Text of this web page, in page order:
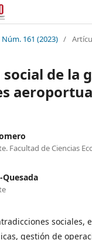
Núm. 161 (2023) /
de la
Facultad de Ciencias
Quesada
sociales,
gestión de